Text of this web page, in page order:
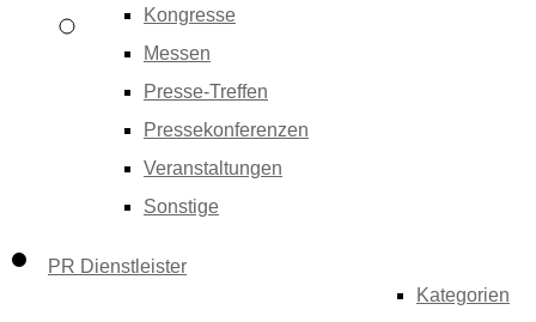
Kongresse
Messen
Presse-Treffen
Pressekonferenzen
Veranstaltungen
Sonstige
PR Dienstleister
Kategorien